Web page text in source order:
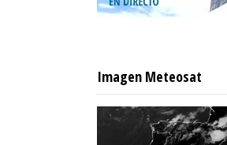
Imagen Meteosat